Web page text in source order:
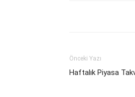
Önceki Yazı
Haftalık Piyasa